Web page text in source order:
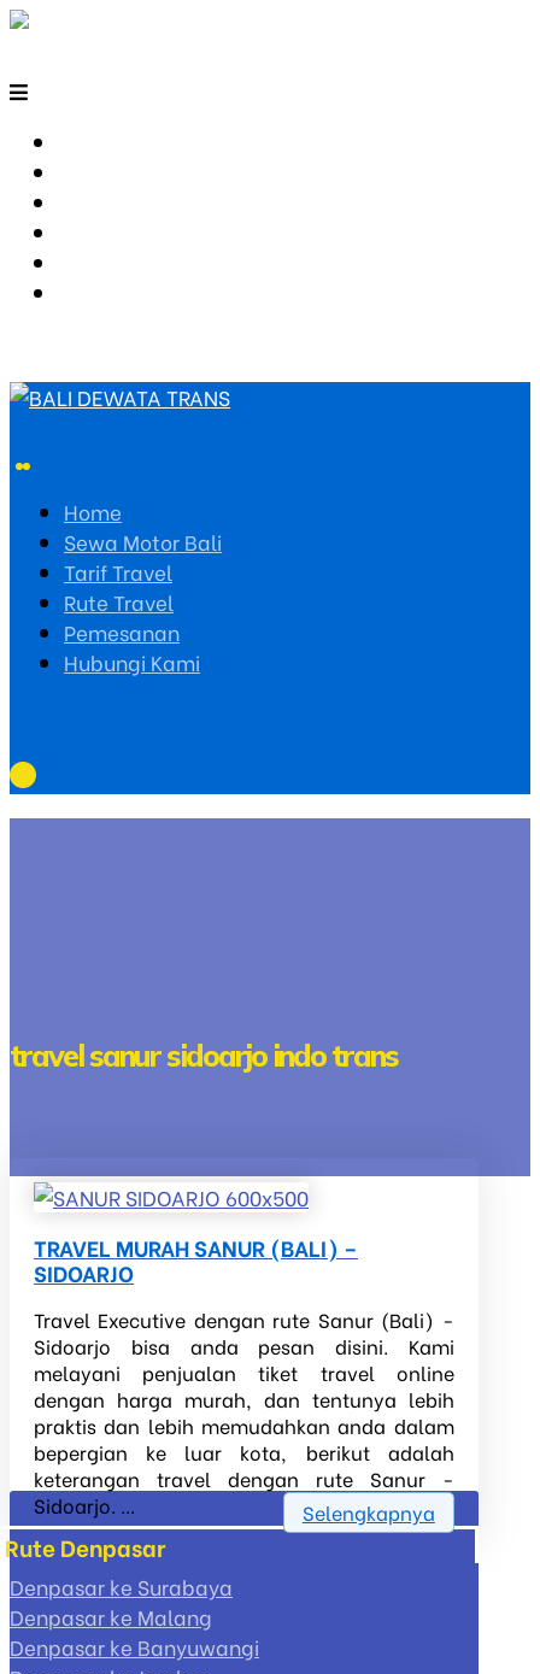
Home
Sewa Motor Bali
Tarif Travel
Rute Travel
Pemesanan
Hubungi Kami
travel sanur sidoarjo indo trans
TRAVEL MURAH SANUR (BALI) –
SIDOARJO
Travel Executive dengan rute Sanur (Bali) -
Sidoarjo bisa anda pesan disini. Kami
melayani penjualan tiket travel online
dengan harga murah, dan tentunya lebih
praktis dan lebih memudahkan anda dalam
bepergian ke luar kota, berikut adalah
keterangan travel dengan rute Sanur -
Sidoarjo. ...
Selengkapnya
Rute Denpasar
Denpasar ke Surabaya
Denpasar ke Malang
Denpasar ke Banyuwangi